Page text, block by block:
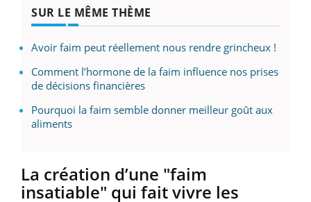
SUR LE MÊME THÈME
Avoir faim peut réellement nous rendre grincheux !
Comment l’hormone de la faim influence nos prises
de décisions financières
Pourquoi la faim semble donner meilleur goût aux
aliments
La création d’une "faim
insatiable" qui fait vivre les